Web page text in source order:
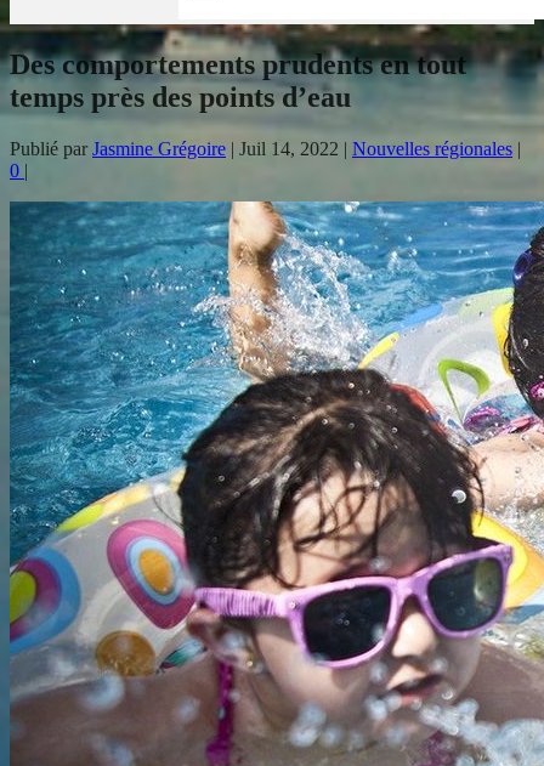
Des comportements prudents en tout
temps près des points d’eau
Publié par Jasmine Grégoire | Juil 14, 2022 | Nouvelles régionales |
0 |